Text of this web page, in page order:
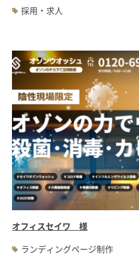
採用・求人
オフィスセイワ 様
ランディングページ制作